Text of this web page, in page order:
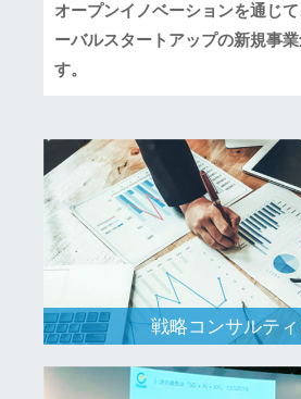
オープンイノベーションを通じ
ーバルスタートアップの新規事
す。
戦略コンサルテ